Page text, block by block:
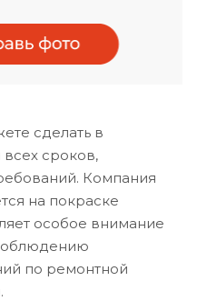
сделать в
сроков,
Компания
на покраске
особое внимание
по ремонтной